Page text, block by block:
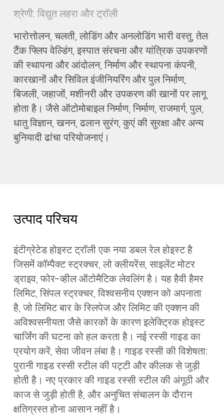
श्रेणी: विद्युत लहरा और ट्रॉली
भारोत्तोलन, चलती, लोडिंग और अनलोडिंग भारी वस्तु, तेल
टैंक फ्लिप वेल्डिंग, इस्पात संरचना और यांत्रिक उपकरणों
की स्थापना और आंदोलन, निर्माण और स्थापना कंपनी,
कारखानों और सिविल इंजीनियरिंग और पुल निर्माण,
बिजली, जहाजों, मशीनरी और उपकरण की खानों पर लागू
होता है। जैसे ऑटोमोबाइल निर्माण, निर्माण, राजमार्ग, पुल,
धातु विज्ञान, खनन, ढलान सुरंग, कुएं की सुरक्षा और अन्य
बुनियादी ढांचा परियोजनाएं।
उत्पाद परिचय
इंटीग्रेटेड होइस्ट ट्रॉली एक नया डबल रेल होइस्ट है
जिसमें कॉम्पैक्ट स्ट्रक्चर, लो क्लीयरेंस, साइलेंट मोटर
ड्राइव, फोर-व्हील ऑटोमैटिक लेवलिंग है। यह हैवी हैमर
लिमिट, सिंपल स्ट्रक्चर, विश्वसनीय एक्शन को अपनाता
है, जो लिमिट बार के स्लिपेज और लिमिट की एक्शन की
अविश्वसनीयता जैसे कारकों के कारण इलेक्ट्रिक होइस्ट
चार्जिंग की घटना को हल करता है। नई रस्सी गाइड का
प्रयोग करें, सेवा जीवन लंबा है। गाइड रस्सी की विशेषता:
पुरानी गाइड रस्सी स्टील की पट्टी और कीलक से जुड़ी
होती है। नए प्रकार की गाइड रस्सी स्टील की अंगूठी और
काज से जुड़ी होती है, और अनुचित संचालन के दौरान
क्षतिग्रस्त होना आसान नहीं है।